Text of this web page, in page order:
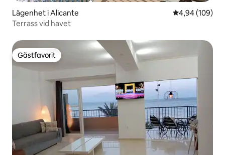
Lägenhet i Alicante 4,94 av 5 i
4,94 (109)
Terrass vid havet
Gästfavorit
Gästfavorit